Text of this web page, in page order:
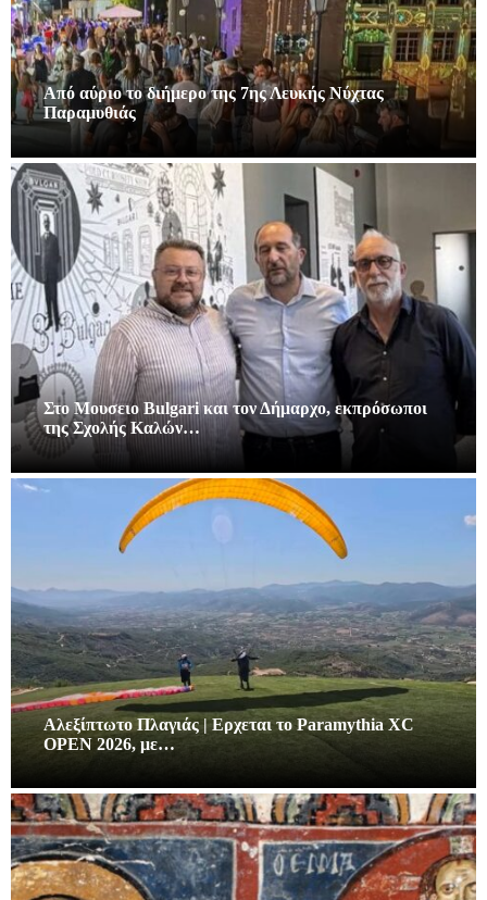
Από αύριο το διήμερο της 7ης Λευκής Νύχτας
Παραμυθιάς
Στο Μουσειο Bulgari και τον Δήμαρχο, εκπρόσωποι
της Σχολής Καλών…
Αλεξίπτωτο Πλαγιάς | Ερχεται το Paramythia XC
OPEN 2026, με…